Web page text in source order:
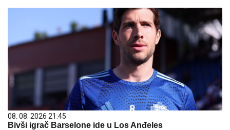
08. 08. 2026 21:45
Bivši igrač Barselone ide u Los Anđeles